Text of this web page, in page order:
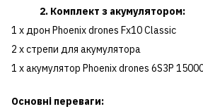
2. Комплект з акумулятором:
1 x дрон Phoenix drones Fx10 Classic
2 x стрепи для акумулятора
1 х акумулятор Phoenix drones 6S3P
Основні переваги: